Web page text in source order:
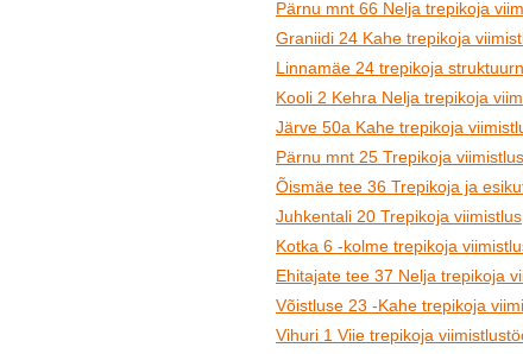
Pärnu mnt 66 Nelja trepikoja
Graniidi 24 Kahe trepikoja
Linnamäe 24 trepikoja
Kooli 2 Kehra Nelja trepikoja
Järve 50a Kahe trepikoja
Pärnu mnt 25 Trepikoja
Õismäe tee 36 Trepikoja ja
Juhkentali 20 Trepikoja viimistlus
Kotka 6 -kolme trepikoja
Ehitajate tee 37 Nelja trepikoja
Võistluse 23 -Kahe trepikoja
Vihuri 1 Viie trepikoja